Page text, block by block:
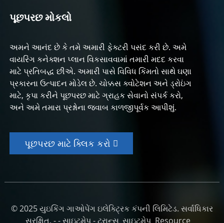
પૂછપરછ મોકલો
અમને આનંદ છે કે તમે અમારી ફેક્ટરી પસંદ કરી છે. અમે
વાયરિંગ કનેક્શન પ્લાન વિકસાવવામાં તમારી મદદ કરવા
માટે પ્રતિબદ્ધ છીએ. અમારી પાસે વિવિધ કિંમતો સાથે ઘણા
પ્રકારના ઉત્પાદન મોડેલ છે. ચોક્કસ ક્વોટેશન અને ડ્રોઇંગ
માટે, કૃપા કરીને પૂછપરછ માટે ગ્રાહક સેવાનો સંપર્ક કરો,
અને અમે તમારા પ્રશ્નોના જવાબ કાળજીપૂર્વક આપીશું.
પૂછપરછ માટે ક્લિક કરો
© 2025 યુઇકિંગ ગાઓપેંગ ઇલેક્ટ્રિક કંપની લિમિટેડ. સર્વાધિકાર
સુરક્ષિત. - -સાઇટમેપ-ટ્રાન્સ_સાઇટમેપ Resource